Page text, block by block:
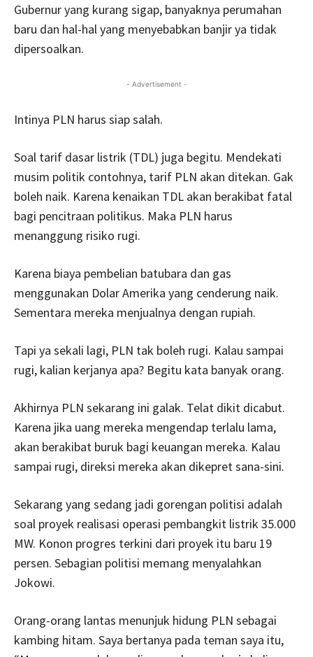
Gubernur yang kurang sigap, banyaknya perumahan
baru dan hal-hal yang menyebabkan banjir ya tidak
dipersoalkan.
- Advertisement -
Intinya PLN harus siap salah.
Soal tarif dasar listrik (TDL) juga begitu. Mendekati
musim politik contohnya, tarif PLN akan ditekan. Gak
boleh naik. Karena kenaikan TDL akan berakibat fatal
bagi pencitraan politikus. Maka PLN harus
menanggung risiko rugi.
Karena biaya pembelian batubara dan gas
menggunakan Dolar Amerika yang cenderung naik.
Sementara mereka menjualnya dengan rupiah.
Tapi ya sekali lagi, PLN tak boleh rugi. Kalau sampai
rugi, kalian kerjanya apa? Begitu kata banyak orang.
Akhirnya PLN sekarang ini galak. Telat dikit dicabut.
Karena jika uang mereka mengendap terlalu lama,
akan berakibat buruk bagi keuangan mereka. Kalau
sampai rugi, direksi mereka akan dikepret sana-sini.
Sekarang yang sedang jadi gorengan politisi adalah
soal proyek realisasi operasi pembangkit listrik 35.000
MW. Konon progres terkini dari proyek itu baru 19
persen. Sebagian politisi memang menyalahkan
Jokowi.
Orang-orang lantas menunjuk hidung PLN sebagai
kambing hitam. Saya bertanya pada teman saya itu,